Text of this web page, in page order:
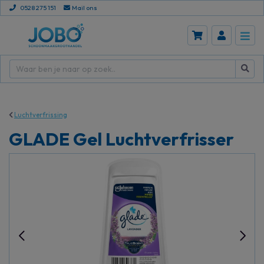
0528 275 151 Mail ons
Luchtverfrissing
GLADE Gel Luchtverfrisser